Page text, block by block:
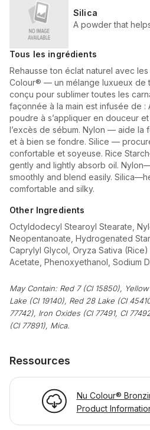
Silica
A powder that
Tous les ingrédients
Rehausse ton éclat naturel avec
Colour® — un mélange luxueux de
conçu pour sublimer toutes les
façonnée à la main est infusée de
poudre à s’appliquer en douceur
l’excès de sébum. Nylon — aide la
et à bien se fondre. Silice —
confortable et soyeuse. Rice
gently and lightly absorb oil.
smoothly and blend easily.
comfortable and silky.
Other Ingredients
Octyldodecyl Stearoyl Stearate,
Neopentanoate, Hydrogenated
Caprylyl Glycol, Oryza Sativa
Acetate, Phenoxyethanol, Sodium
May Contain: Red 7 (CI 15850),
Lake (CI 19140), Red 28 Lake (CI
77742), Iron Oxides (CI 77491, CI
(CI 77891), Mica.
Ressources
Nu Colour®
Product